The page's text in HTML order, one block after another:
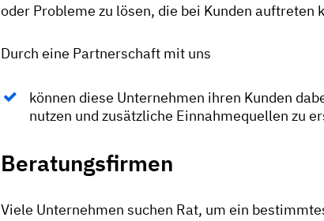
oder Probleme zu lösen, die bei Kunden auftreten
Durch eine Partnerschaft mit uns
können diese Unternehmen ihren Kunden
nutzen und zusätzliche Einnahmequellen zu
Beratungsfirmen
Viele Unternehmen suchen Rat, um ein